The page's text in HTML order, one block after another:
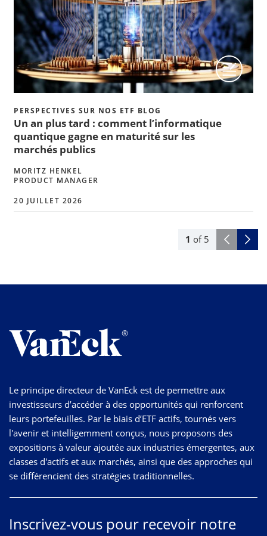
1 of 5
PERSPECTIVES SUR NOS ETF BLOG
Un an plus tard : comment l’informatique
quantique gagne en maturité sur les
marchés publics
MORITZ HENKEL
PRODUCT MANAGER
20 JUILLET 2026
Le principe directeur de VanEck est de permettre aux
investisseurs d’accéder à des opportunités qui renforcent
leurs portefeuilles. Par le biais d’ETF actifs, tournés vers
l'avenir et intelligemment conçus, nous proposons des
expositions à valeur ajoutée aux industries émergentes, aux
classes d'actifs et aux marchés, ainsi que des approches qui
se différencient des stratégies traditionnelles.
Inscrivez-vous pour recevoir notre